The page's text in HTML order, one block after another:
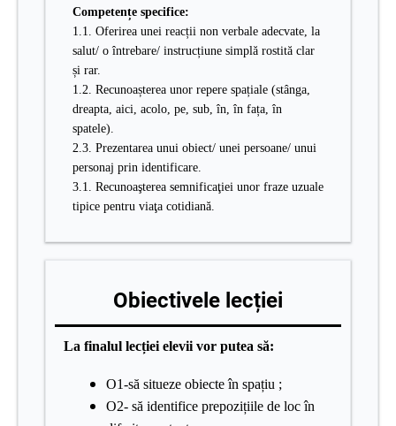
Competențe specifice:
1.1. Oferirea unei reacții non verbale adecvate, la
salut/ o întrebare/ instrucțiune simplă rostită clar
și rar.
1.2. Recunoașterea unor repere spațiale (stânga,
dreapta, aici, acolo, pe, sub, în, în fața, în
spatele).
2.3. Prezentarea unui obiect/ unei persoane/ unui
personaj prin identificare.
3.1. Recunoaşterea semnificaţiei unor fraze uzuale
tipice pentru viaţa cotidiană.
Obiectivele lecției
La finalul lecției elevii vor putea să:
O1-să situeze obiecte în spațiu ;
O2- să identifice prepozițiile de loc în